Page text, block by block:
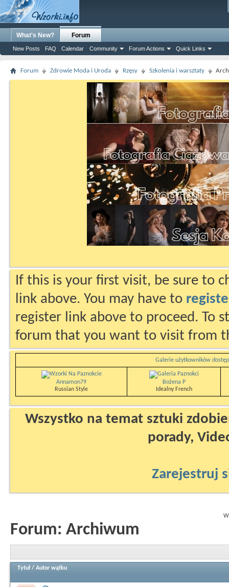
What's New? Forum
New Posts FAQ Calendar Community Forum Actions Quick Links
Forum Zdrowie Moda i Uroda Rzęsy Szkolenia i warsztaty
If this is your first visit, be sure to
link above. You may have to
register link above to proceed. To
forum that you want to visit from
Galerie użytkowników
Annamon79
Russian Style
Bożena P
Idealny French
Wszystko na temat sztuki
porady,
Zarejestruj
Forum: Archiwum
Tytuł / Autor wątku